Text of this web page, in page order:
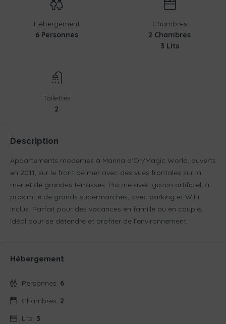
Hébergement
6 Personnes
Chambres
2 Chambres
3 Lits
Toilettes
2
Description
Appartements modernes à Marina d’Or/Magic World, ouverts
en 2011, sur le front de mer avec des vues frontales sur la
mer et de grandes terrasses. Piscine avec gazon artificiel, à
proximité de grands supermarchés, avec parking et WiFi
inclus. Parfait pour des vacances en famille ou en couple,
idéal pour se détendre et profiter de l’environnement.
Hébergement
Personnes: 6
Chambres: 2
Lits: 3